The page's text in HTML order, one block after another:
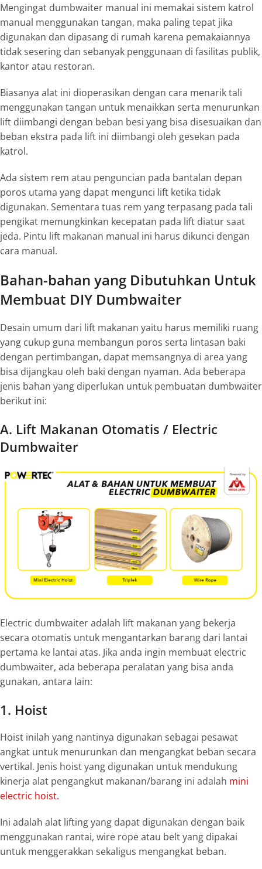
Mengingat dumbwaiter manual ini memakai sistem katrol
manual menggunakan tangan, maka paling tepat jika
digunakan dan dipasang di rumah karena pemakaiannya
tidak sesering dan sebanyak penggunaan di fasilitas publik,
kantor atau restoran.
Biasanya alat ini dioperasikan dengan cara menarik tali
menggunakan tangan untuk menaikkan serta menurunkan
lift diimbangi dengan beban besi yang bisa disesuaikan dan
beban ekstra pada lift ini diimbangi oleh gesekan pada
katrol.
Ada sistem rem atau penguncian pada bantalan depan
poros utama yang dapat mengunci lift ketika tidak
digunakan. Sementara tuas rem yang terpasang pada tali
pengikat memungkinkan kecepatan pada lift diatur saat
jeda. Pintu lift makanan manual ini harus dikunci dengan
cara manual.
Bahan-bahan yang Dibutuhkan Untuk
Membuat DIY Dumbwaiter
Desain umum dari lift makanan yaitu harus memiliki ruang
yang cukup guna membangun poros serta lintasan baki
dengan pertimbangan, dapat memsangnya di area yang
bisa dijangkau oleh baki dengan nyaman. Ada beberapa
jenis bahan yang diperlukan untuk pembuatan dumbwaiter
berikut ini:
A. Lift Makanan Otomatis / Electric
Dumbwaiter
Electric dumbwaiteradalah lift makanan yang bekerja
secara otomatis untuk mengantarkan barang dari lantai
pertama ke lantai atas. Jika anda ingin membuat electric
dumbwaiter, ada beberapa peralatan yang bisa anda
gunakan, antara lain:
1. Hoist
Hoist inilah yang nantinya digunakan sebagai pesawat
angkat untuk menurunkan dan mengangkat beban secara
vertikal. Jenis hoist yang digunakan untuk mendukung
kinerja alat pengangkut makanan/barang ini adalah mini
electric hoist.
Ini adalah alat liftingyang dapat digunakan dengan baik
menggunakan rantai, wire ropeatau beltyang dipakai
untuk menggerakkan sekaligus mengangkat beban.